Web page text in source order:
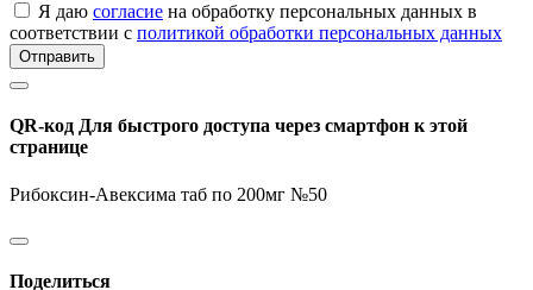
Я даю согласие на обработку персональных данных в
соответствии с политикой обработки персональных данных
Отправить
QR-код Для быстрого доступа через смартфон к этой
странице
Рибоксин-Авексима таб по 200мг №50
Поделиться